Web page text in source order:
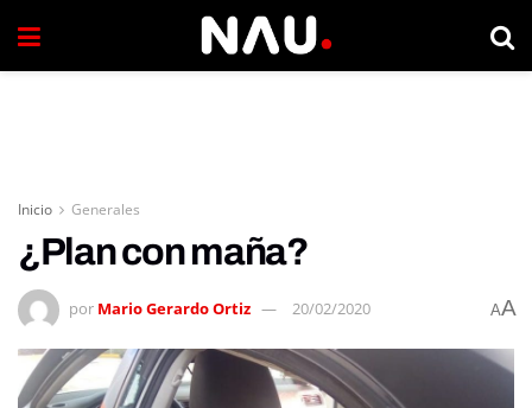
Inicio Generales
¿Plan con maña?
por Mario Gerardo Ortiz 20/02/2020 AA